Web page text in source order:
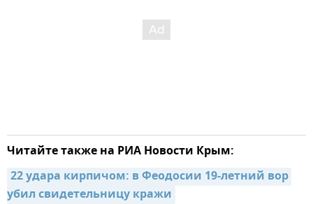
Читайте также на РИА Новости Крым:
22 удара кирпичом: в Феодосии 19-летний вор
убил свидетельницу кражи